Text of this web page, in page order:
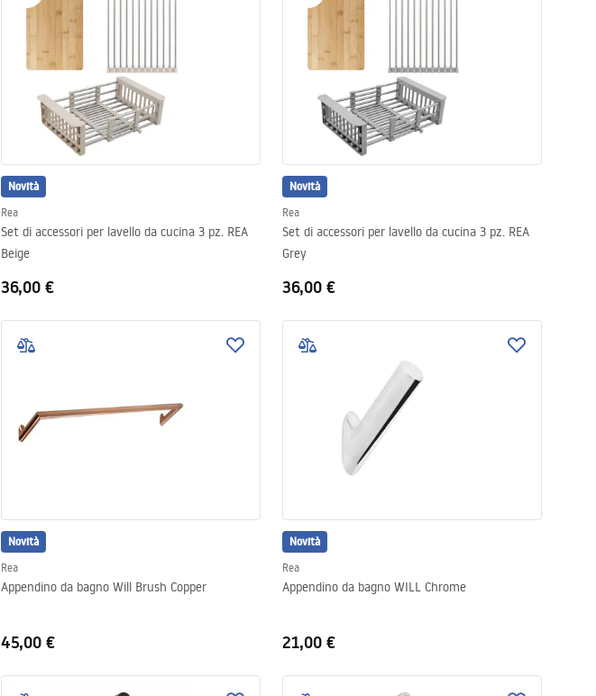
Novità
Rea
Set di accessori per lavello da cucina 3 pz. REA
Beige
36,00 €
Novità
Rea
Set di accessori per lavello da cucina 3 pz. REA
Grey
36,00 €
Novità
Rea
Appendino da bagno Will Brush Copper
45,00 €
Novità
Rea
Appendino da bagno WILL Chrome
21,00 €